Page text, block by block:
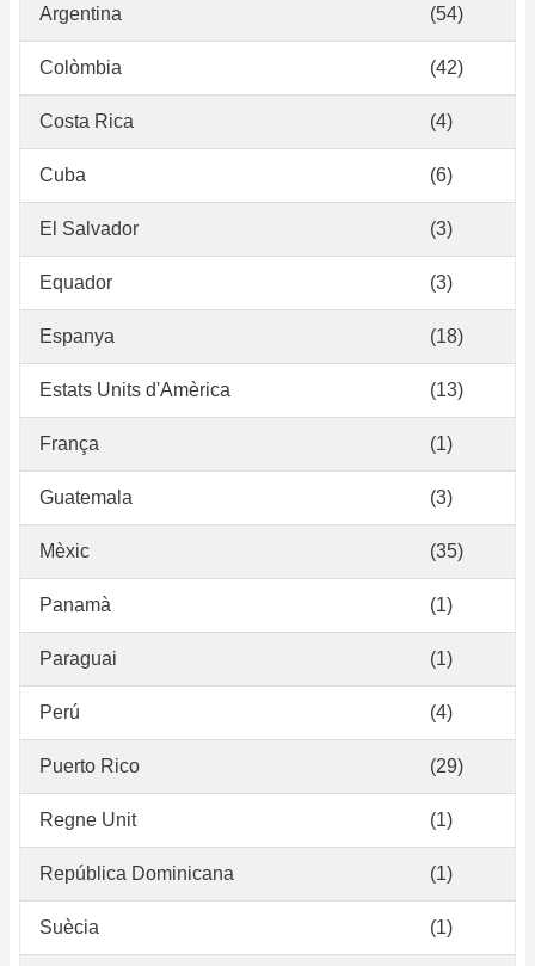
Argentina (54)
Colòmbia (42)
Costa Rica (4)
Cuba (6)
El Salvador (3)
Equador (3)
Espanya (18)
Estats Units d'Amèrica (13)
França (1)
Guatemala (3)
Mèxic (35)
Panamà (1)
Paraguai (1)
Perú (4)
Puerto Rico (29)
Regne Unit (1)
República Dominicana (1)
Suècia (1)